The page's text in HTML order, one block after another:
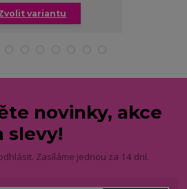
variantu
novinky, akce
slevy!
Zasíláme jednou za 14 dní.